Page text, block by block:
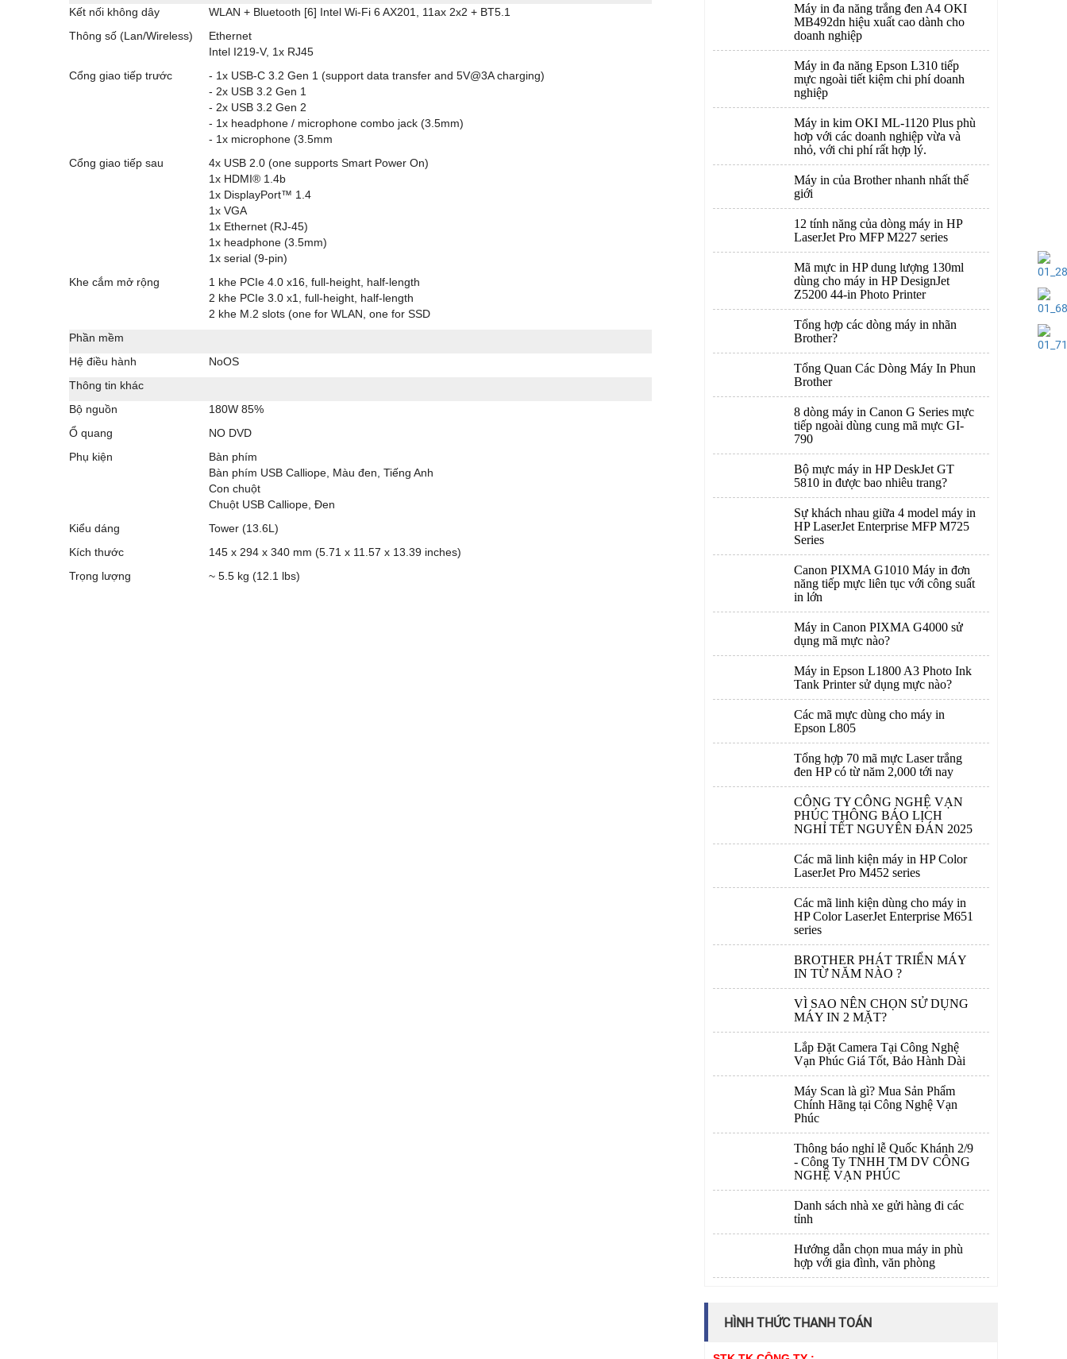
Kết nối không dây
WLAN + Bluetooth [6] Intel Wi-Fi 6 AX201, 11ax 2x2 + BT5.1
Thông số (Lan/Wireless)
Ethernet
Intel I219-V, 1x RJ45
Cổng giao tiếp trước
- 1x USB-C 3.2 Gen 1 (support data transfer and 5V@3A charging)
- 2x USB 3.2 Gen 1
- 2x USB 3.2 Gen 2
- 1x headphone / microphone combo jack (3.5mm)
- 1x microphone (3.5mm
Cổng giao tiếp sau
4x USB 2.0 (one supports Smart Power On)
1x HDMI® 1.4b
1x DisplayPort™ 1.4
1x VGA
1x Ethernet (RJ-45)
1x headphone (3.5mm)
1x serial (9-pin)
Khe cắm mở rộng
1 khe PCIe 4.0 x16, full-height, half-length
2 khe PCIe 3.0 x1, full-height, half-length
2 khe M.2 slots (one for WLAN, one for SSD
Phần mềm
Hệ điều hành
NoOS
Thông tin khác
Bộ nguồn
180W 85%
Ổ quang
NO DVD
Phụ kiện
Bàn phím
Bàn phím USB Calliope, Màu đen, Tiếng Anh
Con chuột
Chuột USB Calliope, Đen
Kiểu dáng
Tower (13.6L)
Kích thước
145 x 294 x 340 mm (5.71 x 11.57 x 13.39 inches)
Trọng lượng
~ 5.5 kg (12.1 lbs)
Máy in đa năng trắng đen A4 OKI
MB492dn hiệu xuất cao dành cho
doanh nghiệp
Máy in đa năng Epson L310 tiếp
mực ngoài tiết kiệm chi phí doanh
nghiệp
Máy in kim OKI ML-1120 Plus phù
hơp với các doanh nghiệp vừa và
nhỏ, với chi phí rất hợp lý.
Máy in của Brother nhanh nhất thế
giới
12 tính năng của dòng máy in HP
LaserJet Pro MFP M227 series
Mã mực in HP dung lượng 130ml
dùng cho máy in HP DesignJet
Z5200 44-in Photo Printer
Tổng hợp các dòng máy in nhãn
Brother?
Tổng Quan Các Dòng Máy In Phun
Brother
8 dòng máy in Canon G Series mực
tiếp ngoài dùng cung mã mực GI-
790
Bộ mực máy in HP DeskJet GT
5810 in được bao nhiêu trang?
Sự khách nhau giữa 4 model máy in
HP LaserJet Enterprise MFP M725
Series
Canon PIXMA G1010 Máy in đơn
năng tiếp mực liên tục với công suất
in lớn
Máy in Canon PIXMA G4000 sử
dụng mã mực nào?
Máy in Epson L1800 A3 Photo Ink
Tank Printer sử dụng mực nào?
Các mã mực dùng cho máy in
Epson L805
Tổng hợp 70 mã mực Laser trắng
đen HP có từ năm 2,000 tới nay
CÔNG TY CÔNG NGHỆ VẠN
PHÚC THÔNG BÁO LỊCH
NGHỈ TẾT NGUYÊN ĐÁN 2025
Các mã linh kiện máy in HP Color
LaserJet Pro M452 series
Các mã linh kiện dùng cho máy in
HP Color LaserJet Enterprise M651
series
BROTHER PHÁT TRIỂN MÁY
IN TỪ NĂM NÀO ?
VÌ SAO NÊN CHỌN SỬ DỤNG
MÁY IN 2 MẶT?
Lắp Đặt Camera Tại Công Nghệ
Vạn Phúc Giá Tốt, Bảo Hành Dài
Máy Scan là gì? Mua Sản Phẩm
Chính Hãng tại Công Nghệ Vạn
Phúc
Thông báo nghỉ lễ Quốc Khánh 2/9
- Công Ty TNHH TM DV CÔNG
NGHỆ VẠN PHÚC
Danh sách nhà xe gửi hàng đi các
tỉnh
Hướng dẫn chọn mua máy in phù
hợp với gia đình, văn phòng
HÌNH THỨC THANH TOÁN